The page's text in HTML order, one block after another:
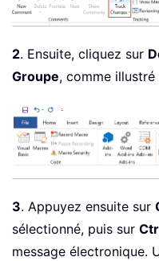
2. Ensuite, cliquez sur
Groupe, comme
3. Appuyez ensuite sur
sélectionné, puis sur
message électronique.